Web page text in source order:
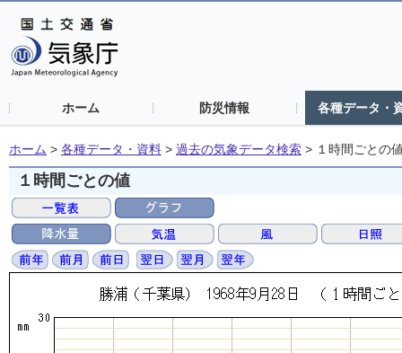
ホーム 防災情報 各種データ・
ホーム > 各種データ・資料 > 過去の気象データ検索 > １時間ごとの
１時間ごとの値